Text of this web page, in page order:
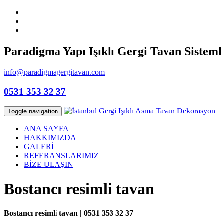
Paradigma Yapı Işıklı Gergi Tavan
info@paradigmagergitavan.com
0531 353 32 37
Toggle navigation
ANA SAYFA
HAKKIMIZDA
GALERİ
REFERANSLARIMIZ
BİZE ULAŞIN
Bostancı resimli tavan
Bostancı resimli tavan | 0531 353 32 37